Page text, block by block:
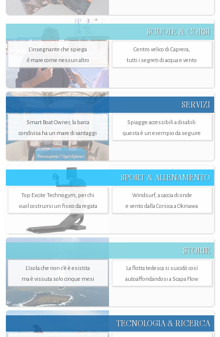
SCUOLE & CORSI
L'insegnante che spiega
il mare come nessun altro
Centro velico di Caprera,
tutti i segreti di acqua e vento
SERVIZI
Smart Boat Owner, la barca
condivisa ha un mare di vantaggi
Spiagge accessibili a disabili:
questa è un esempio da seguire
SPORT & ALLENAMENTO
Top Excite Technogym, per chi
vuol costruirsi un fisico da regata
Windsurf, a caccia di onde
e vento dalla Corsica a Okinawa
STORIE
L’isola che non c'è è esistita
ma è vissuta solo cinque mesi
La flotta tedesca si suicidò così
autoaffondandosi a Scapa Flow
TECNOLOGIA & RICERCA